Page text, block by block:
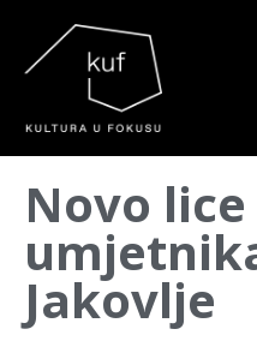
Novo
Jakovlje
▼